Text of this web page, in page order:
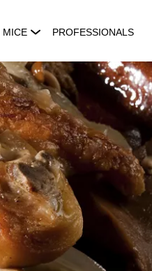
MICE PROFESSIONALS